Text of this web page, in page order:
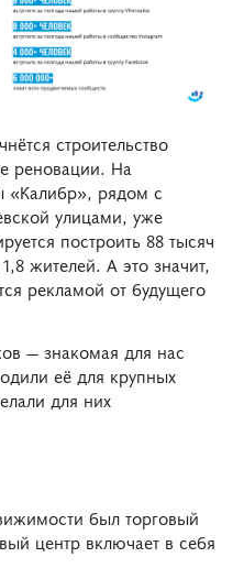
строительство
реновации. На
«Калибр», рядом с
улицами, уже
построить 88 тысяч
жителей. А это значит,
рекламой от будущего
— знакомая для нас
её для крупных
для них
был торговый
центр включает в себя